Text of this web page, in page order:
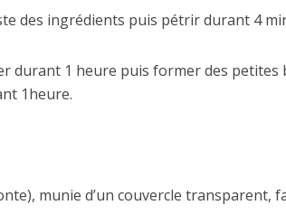
des ingrédients puis pétrir durant 4
durant 1 heure puis former des petites
1heure.
munie d’un couvercle transparent,